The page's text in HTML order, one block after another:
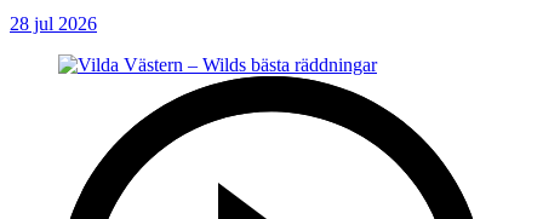
28 jul 2026